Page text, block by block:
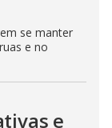
se manter
e no
e